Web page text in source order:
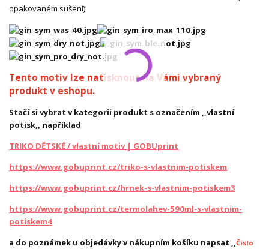
opakovaném sušení)
Tento motiv lze natisknout na Vámi vybraný
produkt v eshopu.
Stačí si vybrat v kategorii produkt s označením ,,vlastní
potisk,, například
TRIKO DĚTSKÉ / vlastní motiv | GOBUprint
https://www.gobuprint.cz/triko-s-vlastnim-potiskem
https://www.gobuprint.cz/hrnek-s-vlastnim-potiskem3
https://www.gobuprint.cz/termolahev-590ml-s-vlastnim-
potiskem4
a do poznámek u objedávky v nákupním košíku napsat ,,Číslo